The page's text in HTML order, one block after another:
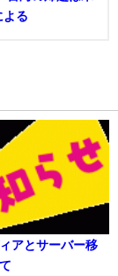
る
アとサーバー移